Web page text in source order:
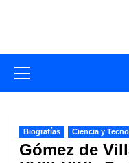
primario
Biografías Ciencia y
Gómez de